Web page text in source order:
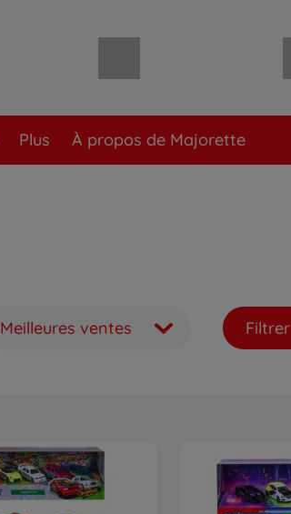
Plus À propos de Majorette
Meilleures ventes Filtrer